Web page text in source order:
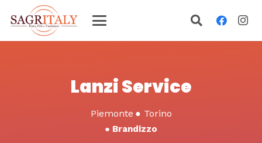
Lanzi Service
Piemonte ● Torino
● Brandizzo